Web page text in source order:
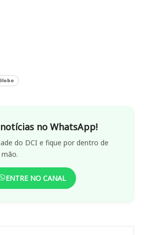
notícias no WhatsApp!
do DCI e fique por dentro de
ENTRE NO CANAL